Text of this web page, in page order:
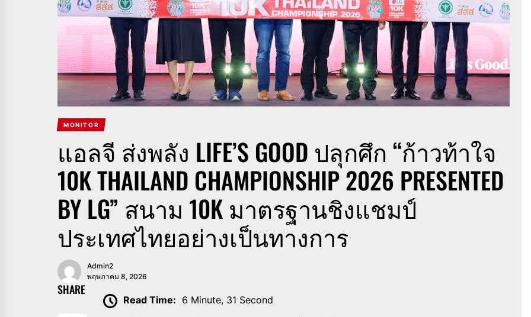
MONITOR
แอลจี ส่งพลัง LIFE’S GOOD ปลุกศึก “ก้าวท้าใจ
10K THAILAND CHAMPIONSHIP 2026 PRESENTED
BY LG” สนาม 10K มาตรฐานชิงแชมป์
ประเทศไทยอย่างเป็นทางการ
Admin2
พฤษภาคม 8, 2026
SHARE
Read Time: 6 Minute, 31 Second